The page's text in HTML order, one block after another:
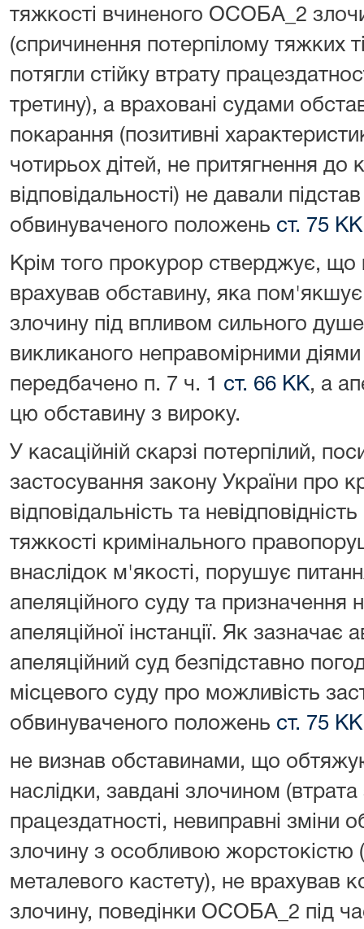
тяжкості вчиненого ОСОБА_2
(спричинення потерпілому тяжких
потягли стійку втрату
третину), а враховані судами
покарання (позитивні
чотирьох дітей, не притягнення до
відповідальності) не давали
обвинуваченого положень ст. 75 КК
Крім того прокурор стверджує, що
врахував обставину, яка
злочину під впливом сильного
викликаного неправомірними
передбачено п. 7 ч. 1 ст. 66 КК, а
цю обставину з вироку.
У касаційній скарзі потерпілий,
застосування закону України про
відповідальність та
тяжкості кримінального
внаслідок м'якості, порушує
апеляційного суду та призначення
апеляційної інстанції. Як зазначає
апеляційний суд безпідставно
місцевого суду про можливість
обвинуваченого положень ст. 75 КК
не визнав обставинами, що
наслідки, завдані злочином
працездатності, невиправні зміни
злочину з особливою жорстокістю
металевого кастету), не врахував
злочину, поведінки ОСОБА_2 під